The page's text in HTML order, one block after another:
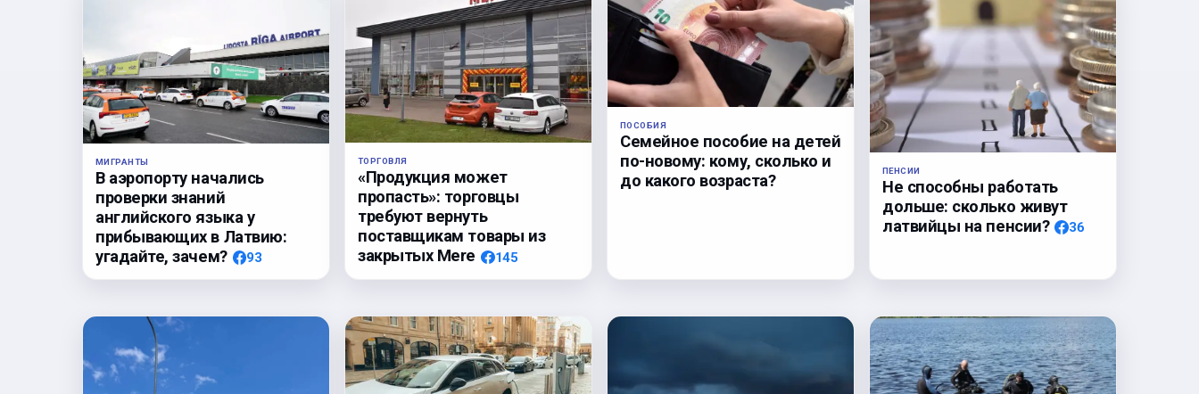
МИГРАНТЫ
В аэропорту начались
проверки знаний
английского языка у
прибывающих в Латвию:
угадайте, зачем?
93
ТОРГОВЛЯ
«Продукция может
пропасть»: торговцы
требуют вернуть
поставщикам товары из
закрытых Mere
145
ПОСОБИЯ
Семейное пособие на детей
по-новому: кому, сколько и
до какого возраста?
ПЕНСИИ
Не способны работать
дольше: сколько живут
латвийцы на пенсии?
36